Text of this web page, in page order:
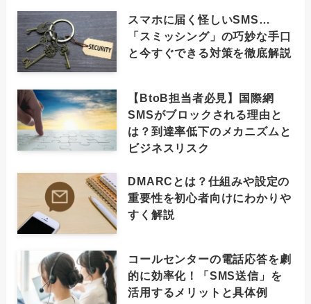
スマホに届く怪しいSMS…
「スミッシング」の巧妙な手口
と今すぐできる対策を徹底解説
【BtoB担当者必見】国際網
SMSがブロックされる理由と
は？到達率低下のメカニズムと
ビジネスリスク
DMARCとは？仕組みや設定の
重要性を初心者向けにわかりや
すく解説
コールセンターの電話応答を劇
的に効率化！「SMS送信」を
活用するメリットと具体例